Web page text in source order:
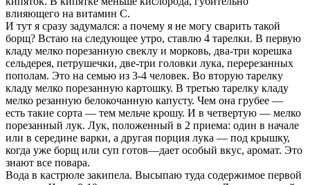
влияющего на витамин С.
И тут я сразу задумался: а почему я не могу сварить такой
борщ? Встаю на следующее утро, ставлю 4 тарелки. В первую
кладу мелко порезанную свеклу и морковь, два-три корешка
сельдерея, петрушечки, две-три головки лука, перерезанных
пополам. Это на семью из 3-4 человек. Во вторую тарелку
кладу мелко порезанную картошку. В третью тарелку кладу
мелко резанную белокочанную капусту. Чем она грубее —
есть такие сорта — тем мельче крошу. И в четвертую — мелко
порезанный лук. Лук, положенный в 2 приема: один в начале
или в середине варки, а другая порция лука — под крышку,
когда уже борщ или суп готов—дает особый вкус, аромат. Это
знают все повара.
Вода в кастрюле закипела. Высыпаю туда содержимое первой